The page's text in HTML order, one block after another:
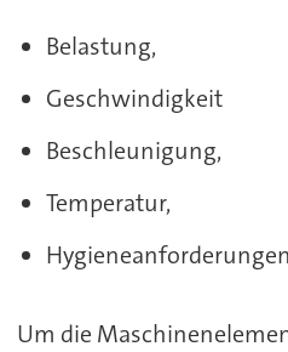
Belastung,
Geschwindigkeit
Beschleunigung,
Temperatur,
Um die